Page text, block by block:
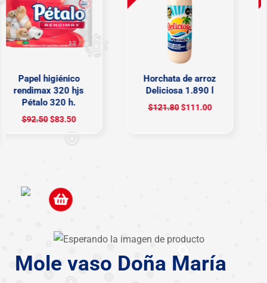
Papel higiénico
rendimax 320 hjs
Pétalo 320 h.
$92.50$83.50
Horchata de arroz
Deliciosa 1.890 l
$121.80$111.00
Mole vaso Doña María